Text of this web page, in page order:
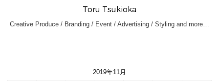
Toru Tsukioka
Creative Produce / Branding / Event / Advertising / Styling and more…
2019年11月